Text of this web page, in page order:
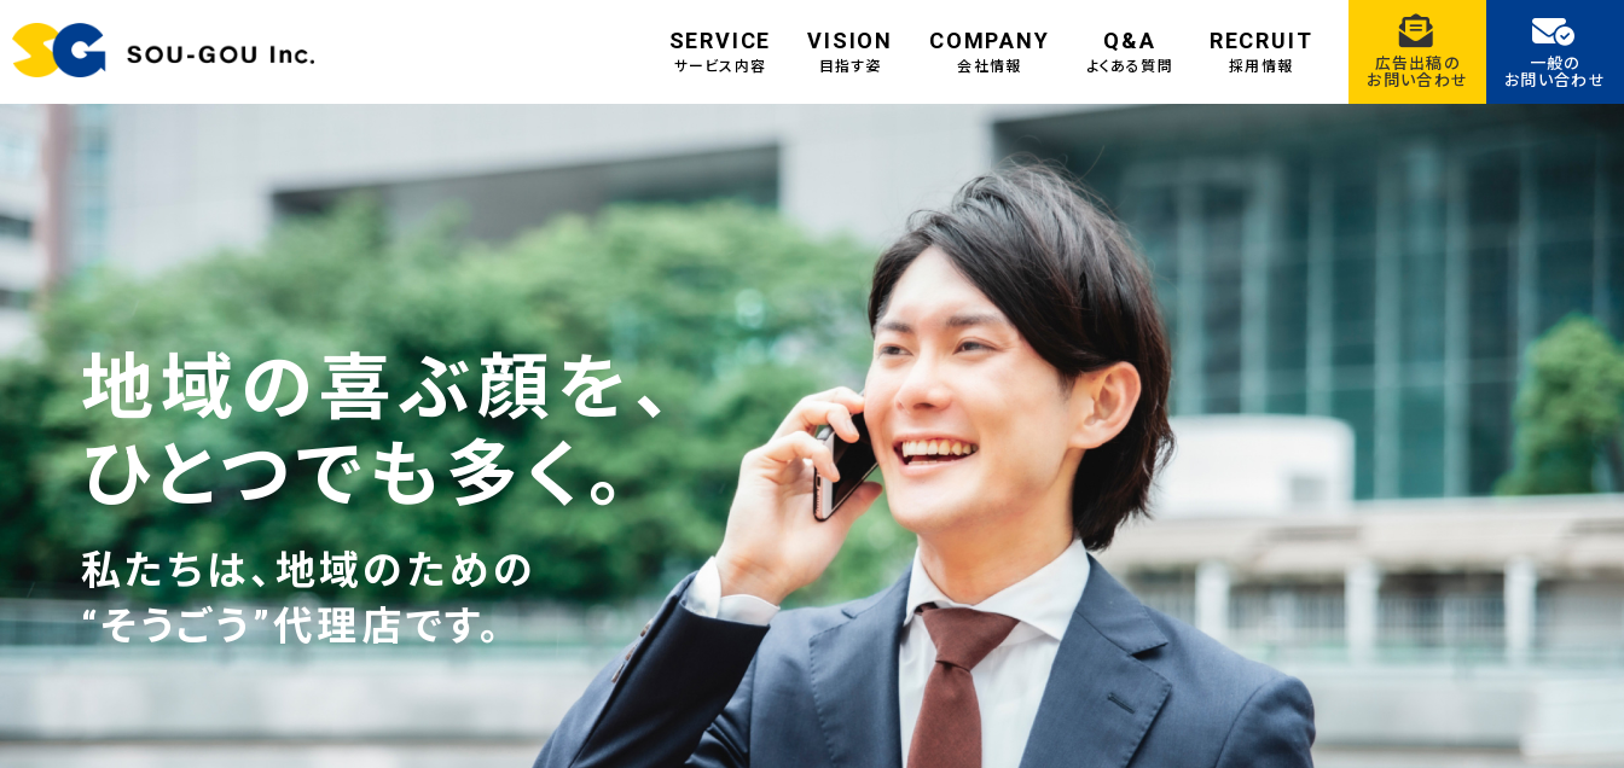
SERVICE
サービス内容
VISION
目指す姿
COMPANY
会社情報
Q&A
よくある質問
RECRUIT
採用情報
広告出稿の
お問い合わせ
一般の
お問い合わせ
地域の喜ぶ顔を、
ひとつでも多く。
私たちは、地域のための
“そうごう”代理店です。